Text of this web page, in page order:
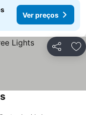
Ver preços
Partilhar